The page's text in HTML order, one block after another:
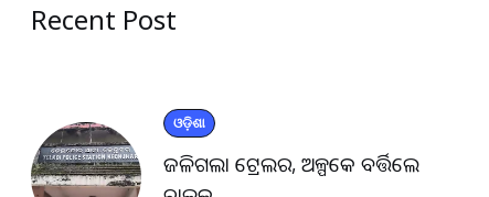
Recent Post
ଓଡ଼ିଶା
ଜଳିଗଲା ଟ୍ରେଲର, ଅଳ୍ପକେ ବର୍ତ୍ତିଲେ